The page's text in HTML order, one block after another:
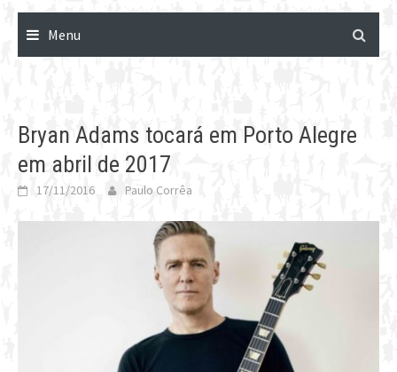
Menu
Bryan Adams tocará em Porto Alegre
em abril de 2017
17/11/2016 Paulo Corrêa